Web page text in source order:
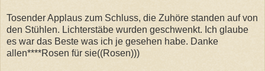
Tosender Applaus zum Schluss, die Zuhöre standen auf von
den Stühlen. Lichterstäbe wurden geschwenkt. Ich glaube
es war das Beste was ich je gesehen habe. Danke
allen****Rosen für sie((Rosen)))